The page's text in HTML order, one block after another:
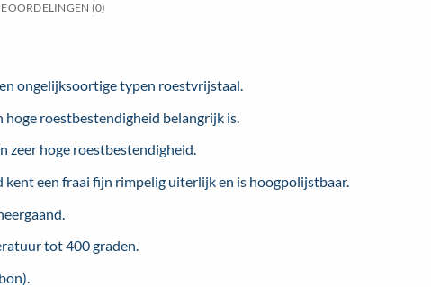
(0)
ongelijksoortige typen roestvrijstaal.
roestbestendigheid belangrijk is.
zeer hoge roestbestendigheid.
kent een fraai fijn rimpelig uiterlijk en is hoogpolijstbaar.
tot 400 graden.